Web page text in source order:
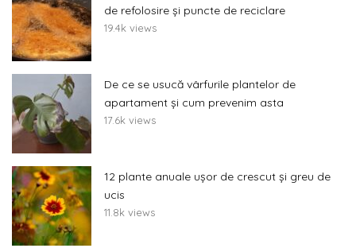
de refolosire și puncte de reciclare
19.4k views
De ce se usucă vârfurile plantelor de
apartament și cum prevenim asta
17.6k views
12 plante anuale ușor de crescut și greu de
ucis
11.8k views